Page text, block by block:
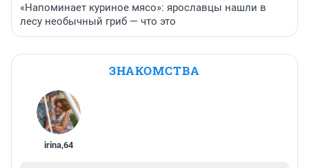
«Напоминает куриное мясо»: ярославцы нашли в
лесу необычный гриб — что это
ЗНАКОМСТВА
irina,64